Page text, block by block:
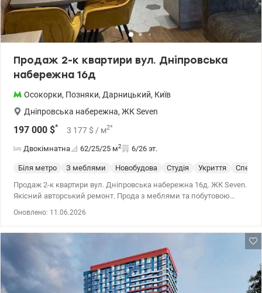
Продаж 2-к квартири вул. Дніпровська
набережна 16д
Осокорки, Позняки, Дарницький, Київ
Дніпровська набережна, ЖК Seven
197 000 $* 3 177 $ / м2*
Двокімнатна 62/25/25 м2 6/26 эт.
Біля метро З меблями Новобудова Студія Укриття
Продаж 2-к квартири вул. Дніпровська набережна 16д. ЖК Seven.
Якісний авторський ремонт. Прода з меблями та побутовою
Велосипедна на -1 поверсі. Гостьова парковка та 7-поверховий
паркінг. Поруч спортивні майданчики. Місця для піших
прогулянок. Озеро. 044 200 10 80 valion.ua/1148403
Оновлено: 11.06.2026